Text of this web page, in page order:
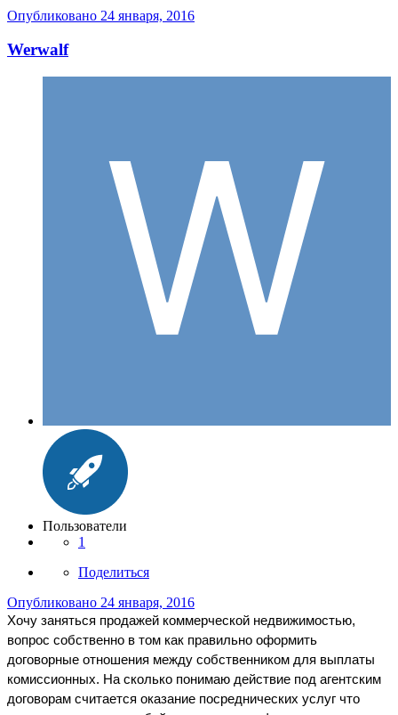
Опубликовано 24 января, 2016
Werwalf
Пользователи
1
Поделиться
Опубликовано 24 января, 2016
Хочу заняться продажей коммерческой недвижимостью,
вопрос собственно в том как правильно оформить
договорные отношения между собственником для выплаты
комиссионных. На сколько понимаю действие под агентским
договорам считается оказание посреднических услуг что